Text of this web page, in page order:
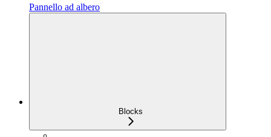
Pannello ad albero
Blocks